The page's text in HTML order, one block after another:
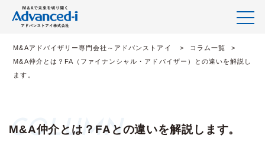
M&Aアドバイザリー専門会社～アドバンストアイ
コラム一覧
M&A仲介とは？FA（ファイナンシャル・アドバイザー）との違いを解説し
ます。
M&A仲介とは？FAとの違いを解説します。